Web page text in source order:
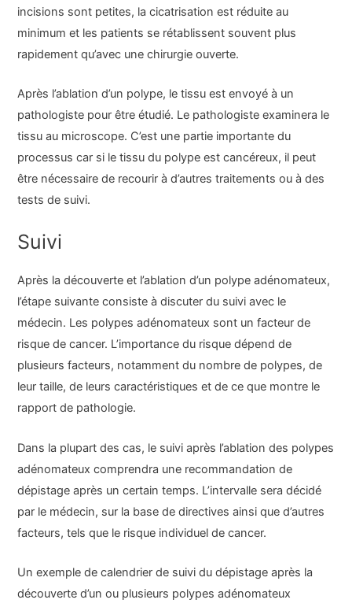
incisions sont petites, la cicatrisation est réduite au
minimum et les patients se rétablissent souvent plus
rapidement qu’avec une chirurgie ouverte.
Après l’ablation d’un polype, le tissu est envoyé à un
pathologiste pour être étudié. Le pathologiste examinera le
tissu au microscope. C’est une partie importante du
processus car si le tissu du polype est cancéreux, il peut
être nécessaire de recourir à d’autres traitements ou à des
tests de suivi.
Suivi
Après la découverte et l’ablation d’un polype adénomateux,
l’étape suivante consiste à discuter du suivi avec le
médecin. Les polypes adénomateux sont un facteur de
risque de cancer. L’importance du risque dépend de
plusieurs facteurs, notamment du nombre de polypes, de
leur taille, de leurs caractéristiques et de ce que montre le
rapport de pathologie.
Dans la plupart des cas, le suivi après l’ablation des polypes
adénomateux comprendra une recommandation de
dépistage après un certain temps. L’intervalle sera décidé
par le médecin, sur la base de directives ainsi que d’autres
facteurs, tels que le risque individuel de cancer.
Un exemple de calendrier de suivi du dépistage après la
découverte d’un ou plusieurs polypes adénomateux